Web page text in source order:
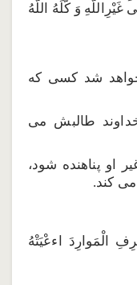
وَ كَّلَهُ اللّهُ
خواهد شد كسى كه
طالبش مى
او پناهنده شود،
كند.
الْمَوارِدَ اءعْيَتْهُ